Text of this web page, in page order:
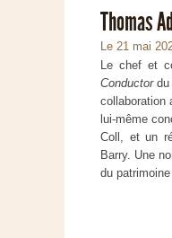
Thomas
Le 21 mai
Le chef et
Conductordu
collaboration
lui-même
Coll, et un
Barry. Une
du